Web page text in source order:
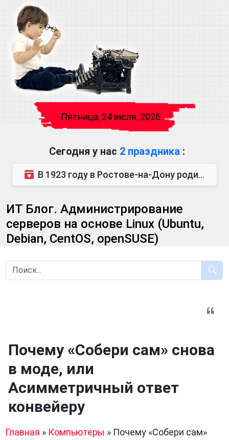
Пятница, 24 июля, 2026
Сегодня у нас 2 праздника :
В 1923 году в Ростове-на-Дону родился Виктор Михайлович Глушков. Под руководством Виктора Михайло...
ИТ Блог. Администрирование
серверов на основе Linux (Ubuntu,
Debian, CentOS, openSUSE)
Почему «Собери сам» снова
в моде, или
Асимметричный ответ
конвейеру
Главная » Компьютеры » Почему «Собери сам»